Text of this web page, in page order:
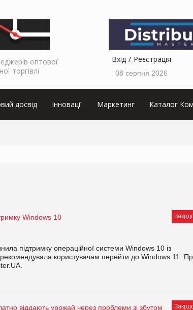
оптової
торгівлі
Вхід Реєстрація
08 серпня 2026
досвід Інновації Маркетинг Каталог
Windows 10
підтримку операційної системи Windows 10 із
користувачам перейти до Windows 11.
віддають урожай через проблеми зі збутом